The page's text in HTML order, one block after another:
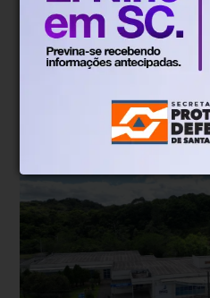
Prefeitura de
programação
2026
promoção e valorização do